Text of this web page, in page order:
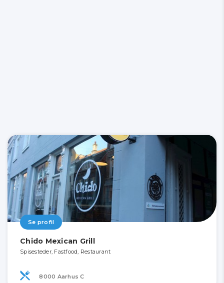
Se profil
Chido Mexican Grill
Spisesteder, Fastfood, Restaurant
8000 Aarhus C